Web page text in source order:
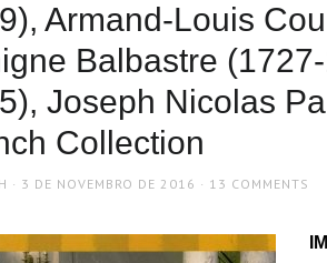
Armand-Louis
Balbastre
Joseph Nicolas
Collection
POSTED
3 DE NOVEMBRO DE 2016 13 COMMENTS